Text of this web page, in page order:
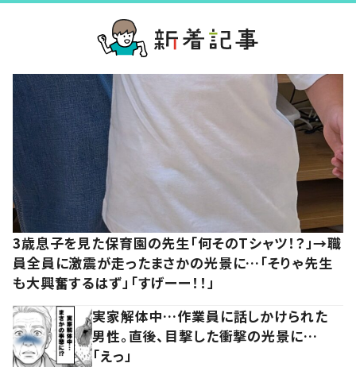
3歳息子を見た保育園の先生「何そのTシャツ！？」→職
員全員に激震が走ったまさかの光景に…「そりゃ先生
も大興奮するはず」「すげーー！！」
実家解体中…作業員に話しかけられた
男性。直後、目撃した衝撃の光景に…
「えっ」